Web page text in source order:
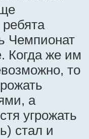
Чемпионат
Когда же им
то
а
угрожать
стал и